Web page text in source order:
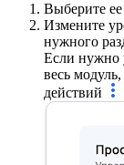
Выберите
Измените
нужного
Если нужно
весь
действий